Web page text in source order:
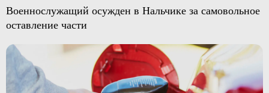
Военнослужащий осужден в Нальчике за самовольное
оставление части